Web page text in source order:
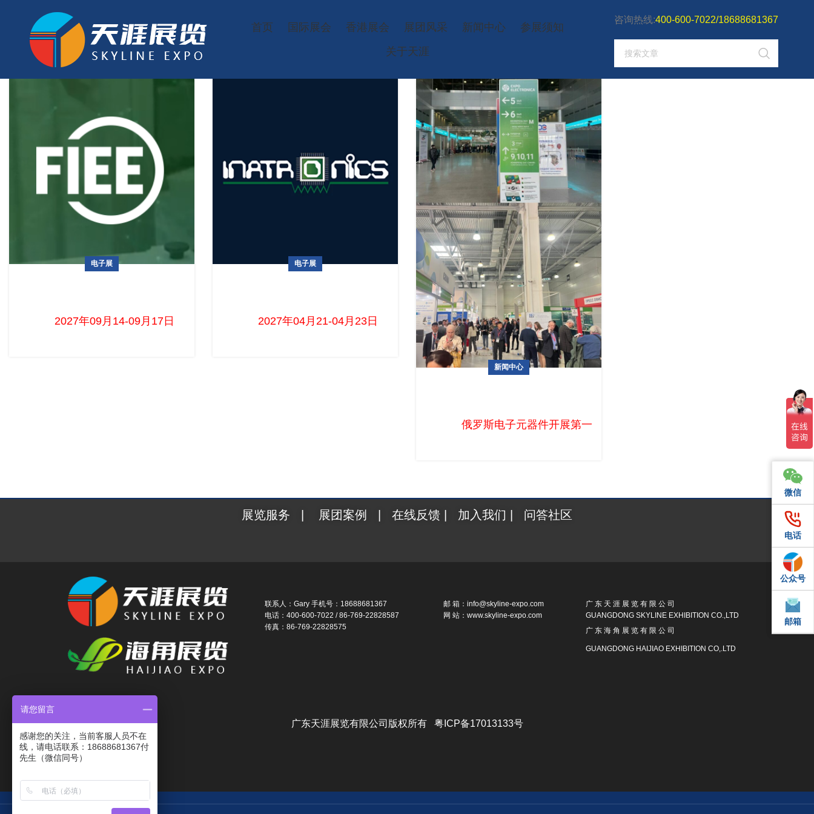
首页 国际展会 香港展会 展团风采 新闻中心
参展须知
关于天涯
咨询热线:400-600-7022/18688681367
电子展
2027年09月14-09月17日 ...
电子展
2027年04月21-04月23日 ...
新闻中心
俄罗斯电子元器件开展第一天，人流量比想象中还要多。 俄罗斯电子元
微信
电话
QQ
邮箱
微信
电话
公众号
邮箱
展览服务 展团案例 在线反馈 加入我们 问答社区
联系人：Gary 手机号：18688681367
电话：400-600-7022 / 86-769-22828587
传真：86-769-22828575
邮 箱：info@skyline-expo.com
网 站：www.skyline-expo.com
广 东 天 涯 展 览 有 限 公 司
GUANGDONG SKYLINE EXHIBITION CO.,LTD
广 东 海 角 展 览 有 限 公 司
GUANGDONG HAIJIAO EXHIBITION CO,.LTD
广东天涯展览有限公司版权所有 粤ICP备17013133号
请您留言
感谢您的关注，当前客服人员不在
线，请电话联系：18688681367付
先生（微信同号）